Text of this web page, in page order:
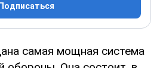
Подписаться
самая мощная система